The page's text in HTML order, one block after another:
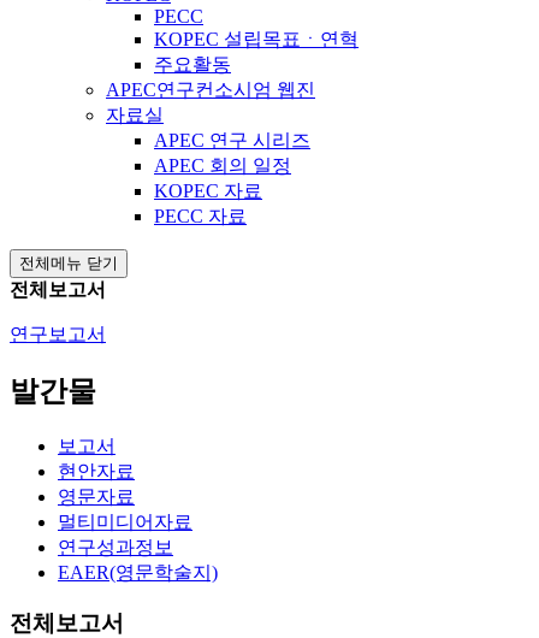
PECC
KOPEC 설립목표ㆍ연혁
주요활동
APEC연구컨소시엄 웹진
자료실
APEC 연구 시리즈
APEC 회의 일정
KOPEC 자료
PECC 자료
전체메뉴 닫기
전체보고서
연구보고서
발간물
보고서
현안자료
영문자료
멀티미디어자료
연구성과정보
EAER(영문학술지)
전체보고서